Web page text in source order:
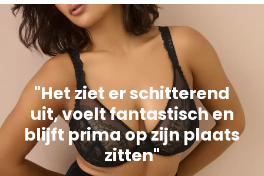
"Het ziet er schitterend
uit, voelt fantastisch en
blijft prima op zijn plaats
zitten"